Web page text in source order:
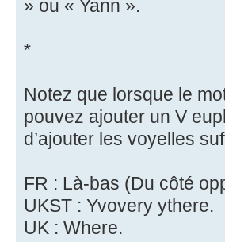
» ou « Yann ».
*
Notez que lorsque le
pouvez ajouter un V
d’ajouter les voyelles
FR : Là-bas (Du côté
UKST : Yvovery ythere.
UK : Where.